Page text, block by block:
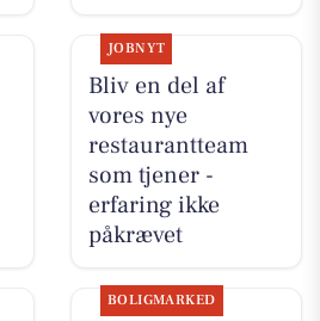
JOBNYT
Bliv en del af
vores nye
restaurantteam
som tjener -
erfaring ikke
påkrævet
BOLIGMARKED